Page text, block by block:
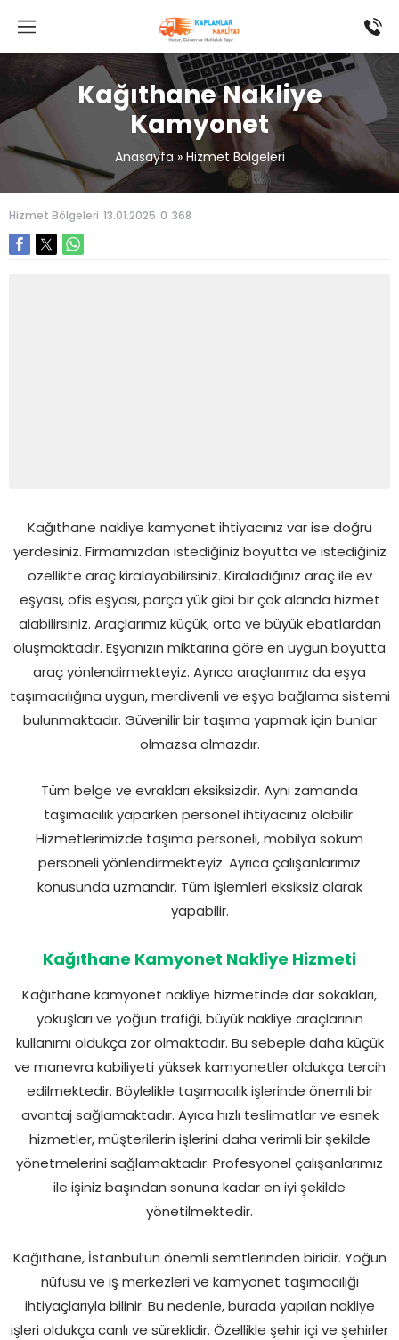
Kağıthane Nakliye
Kamyonet
Anasayfa» Hizmet Bölgeleri
Hizmet Bölgeleri 13.01.2025 0 368
Kağıthane nakliye kamyonet ihtiyacınız var ise doğru
yerdesiniz. Firmamızdan istediğiniz boyutta ve istediğiniz
özellikte araç kiralayabilirsiniz. Kiraladığınız araç ile ev
eşyası, ofis eşyası, parça yük gibi bir çok alanda hizmet
alabilirsiniz. Araçlarımız küçük, orta ve büyük ebatlardan
oluşmaktadır. Eşyanızın miktarına göre en uygun boyutta
araç yönlendirmekteyiz. Ayrıca araçlarımız da eşya
taşımacılığına uygun, merdivenli ve eşya bağlama sistemi
bulunmaktadır. Güvenilir bir taşıma yapmak için bunlar
olmazsa olmazdır.
Tüm belge ve evrakları eksiksizdir. Aynı zamanda
taşımacılık yaparken personel ihtiyacınız olabilir.
Hizmetlerimizde taşıma personeli, mobilya söküm
personeli yönlendirmekteyiz. Ayrıca çalışanlarımız
konusunda uzmandır. Tüm işlemleri eksiksiz olarak
yapabilir.
Kağıthane Kamyonet Nakliye Hizmeti
Kağıthane kamyonet nakliye hizmetinde dar sokakları,
yokuşları ve yoğun trafiği, büyük nakliye araçlarının
kullanımı oldukça zor olmaktadır. Bu sebeple daha küçük
ve manevra kabiliyeti yüksek kamyonetler oldukça tercih
edilmektedir. Böylelikle taşımacılık işlerinde önemli bir
avantaj sağlamaktadır. Ayıca hızlı teslimatlar ve esnek
hizmetler, müşterilerin işlerini daha verimli bir şekilde
yönetmelerini sağlamaktadır. Profesyonel çalışanlarımız
ile işiniz başından sonuna kadar en iyi şekilde
yönetilmektedir.
Kağıthane, İstanbul’un önemli semtlerinden biridir. Yoğun
nüfusu ve iş merkezleri ve kamyonet taşımacılığı
ihtiyaçlarıyla bilinir. Bu nedenle, burada yapılan nakliye
işleri oldukça canlı ve süreklidir. Özellikle şehir içi ve şehirler